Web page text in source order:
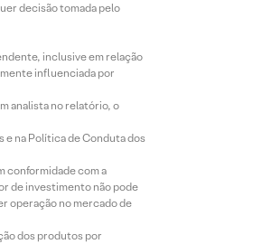
decisão tomada pelo
inclusive em relação
influenciada por
analista no relatório, o
e na Política de Conduta dos
conformidade com a
de investimento não pode
operação no mercado de
dos produtos por